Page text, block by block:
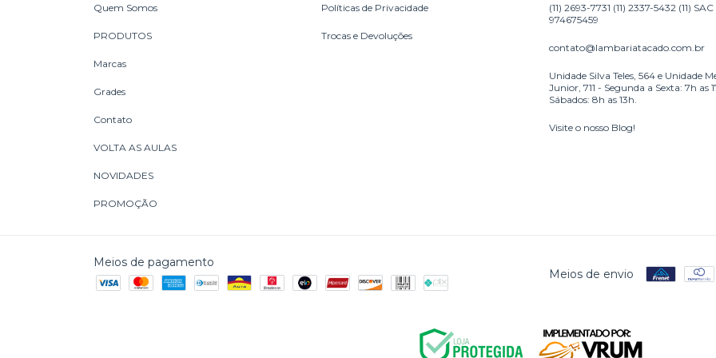
Quem Somos
PRODUTOS
Marcas
Grades
Contato
VOLTA AS AULAS
NOVIDADES
PROMOÇÃO
Políticas de Privacidade
Trocas e Devoluções
(11) 2693-7731 (11) 2337-5432 (11) SAC
974675459
contato@lambariatacado.com.br
Unidade Silva Teles, 564 e Unidade
Junior, 711 - Segunda a Sexta: 7h as
Sábados: 8h as 13h.
Visite o nosso Blog!
Meios de pagamento
Meios de envio